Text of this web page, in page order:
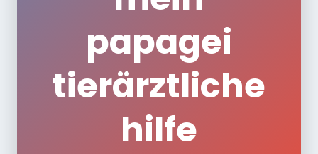
papagei
tierärztliche
hilfe